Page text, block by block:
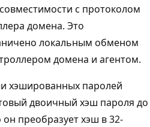
с протоколом
домена. Это
локальным обменом
домена и агентом.
хэшированных паролей
двоичный хэш пароля до
он преобразует хэш в 32-